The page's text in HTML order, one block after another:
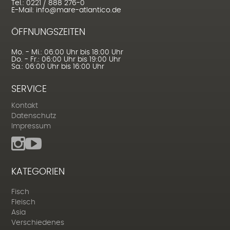
Tel.: 0221 / 888 276-0
E-Mail: info@mare-atlantico.de
ÖFFNUNGSZEITEN
Mo. - Mi.: 06:00 Uhr bis 18:00 Uhr
Do. - Fr.: 06:00 Uhr bis 19:00 Uhr
Sa.: 06:00 Uhr bis 16:00 Uhr
SERVICE
Kontakt
Datenschutz
Impressum
KATEGORIEN
Fisch
Fleisch
Asia
Verschiedenes